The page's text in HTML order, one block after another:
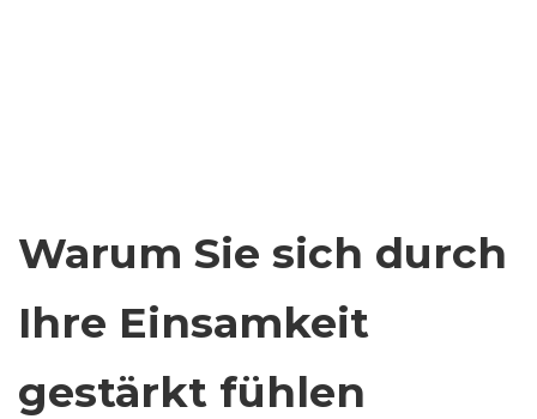
Warum Sie sich durch
Ihre Einsamkeit
gestärkt fühlen